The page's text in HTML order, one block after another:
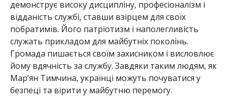
демонструє високу дисципліну, професіоналізм і
відданість службі, ставши взірцем для своїх
побратимів. Його патріотизм і наполегливість
служать прикладом для майбутніх поколінь.
Громада пишається своїм захисником і висловлює
йому вдячність за службу. Завдяки таким людям, як
Марʼян Тимчина, українці можуть почуватися у
безпеці та вірити у майбутню перемогу.